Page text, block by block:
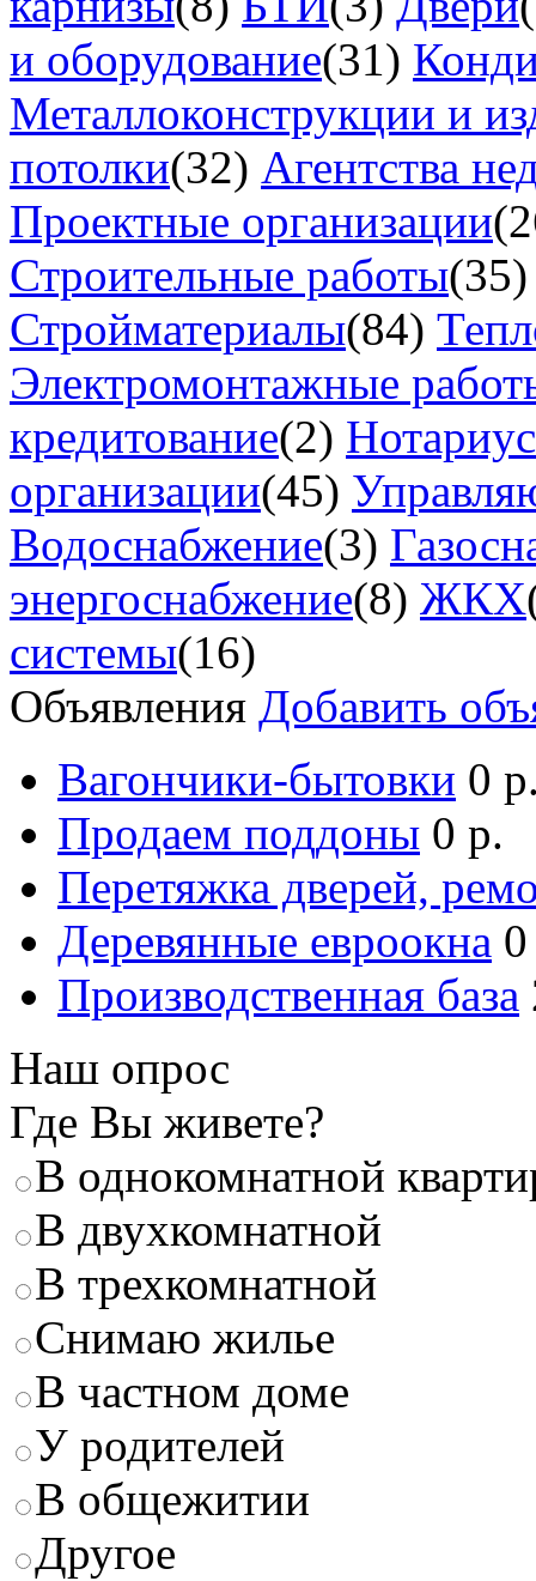
и оборудование(31)
Металлоконструкции и
потолки(32) Агентства
Проектные организации
Строительные работы(35)
Стройматериалы(84)
Электромонтажные
кредитование(2)
организации(45)
Водоснабжение(3)
энергоснабжение(8) ЖКХ
системы(16)
Объявления Добавить
Вагончики-бытовки 0
Продаем поддоны 0 р.
Перетяжка дверей,
Деревянные евроокна
Производственная база
Наш опрос
Где Вы живете?
В однокомнатной
В двухкомнатной
В трехкомнатной
Снимаю жилье
В частном доме
У родителей
В общежитии
Другое